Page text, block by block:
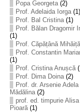
Popa Georgeta(2)
Prof. Adelaida Iorga(1)
Prof. Bal Cristina(1)
Prof. Bălan Dragomir
(1)
Prof. Căpățână Mihăiță
Prof. Constantin
(1)
Prof. Cristina Anușcă
Prof. Dima Doina(2)
Prof. dr. Arsenie Adela
Mădălina(2)
prof. ed. timpurie Alisa
Pioară(1)